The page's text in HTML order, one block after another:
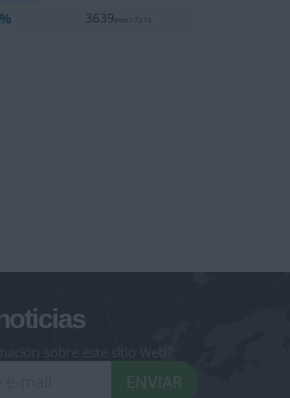
3639eme / 7216
sobre este sitio Web?
ENVIAR